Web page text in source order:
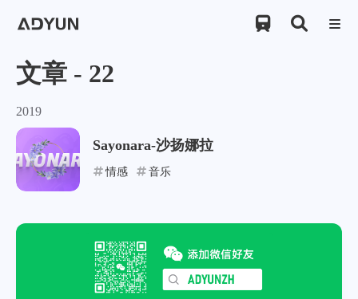

文章 - 22
2019
Say­onara-沙扬娜拉
情感 音乐